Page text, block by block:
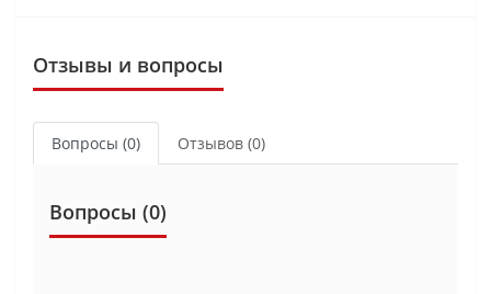
Отзывы и вопросы
Вопросы (0) Отзывов (0)
Вопросы (0)